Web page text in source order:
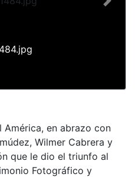
Next
América, en abrazo con
Wilmer Cabrera y
que le dio el triunfo al
Fotográfico y